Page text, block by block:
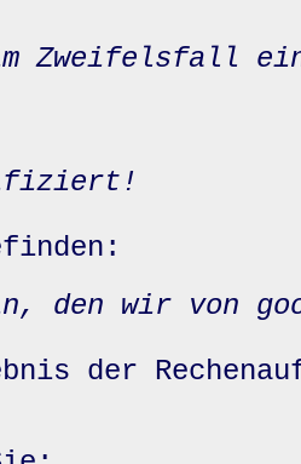
Zweifelsfall
den wir von
der